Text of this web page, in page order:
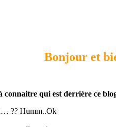
Bonjour et
connaitre qui est derrière ce
?? Humm..Ok